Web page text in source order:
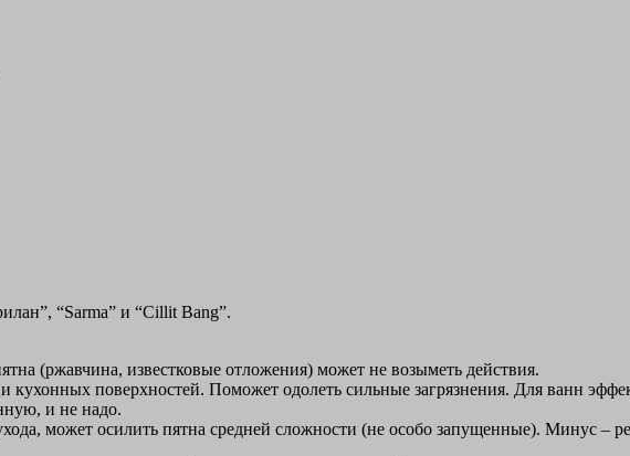
“Sarma” и “Cillit Bang”.
(ржавчина, известковые отложения) может не возыметь действия.
кухонных поверхностей. Поможет одолеть сильные загрязнения. Для ванн
и не надо.
может осилить пятна средней сложности (не особо запущенные). Минус –